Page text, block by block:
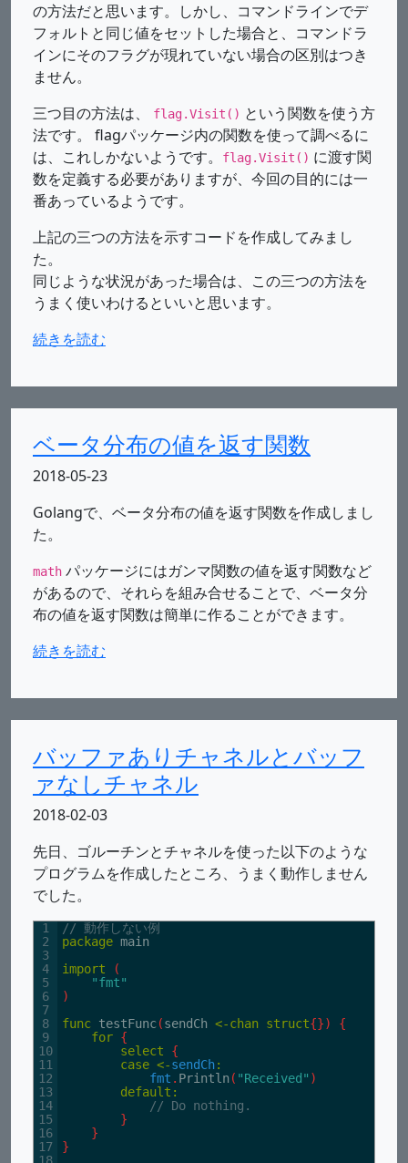
の方法だと思います。しかし、コマンドラインでデ
フォルトと同じ値をセットした場合と、コマンドラ
インにそのフラグが現れていない場合の区別はつき
ません。
三つ目の方法は、
flag.Visit() という関数を使う方
法です。 flagパッケージ内の関数を使って調べるに
は、これしかないようです。
flag.Visit() に渡す関
数を定義する必要がありますが、今回の目的には一
番あっているようです。
上記の三つの方法を示すコードを作成してみまし
た。
同じような状況があった場合は、この三つの方法を
うまく使いわけるといいと思います。
続きを読む
ベータ分布の値を返す関数
2018-05-23
Golangで、ベータ分布の値を返す関数を作成しまし
た。
math パッケージにはガンマ関数の値を返す関数など
があるので、それらを組み合せることで、ベータ分
布の値を返す関数は簡単に作ることができます。
続きを読む
バッファありチャネルとバッフ
ァなしチャネル
2018-02-03
先日、ゴルーチンとチャネルを使った以下のような
プログラムを作成したところ、うまく動作しません
でした。
1
2
3
4
5
6
7
8
9
10
11
12
13
14
15
16
17
// 動作しない例
package main
import
(
"fmt"
)
func testFunc(sendCh <-chan struct{})
{
for {
select
{
case <-sendCh:
fmt . Println( "Received" )
default :
// Do nothing.
}
}
}